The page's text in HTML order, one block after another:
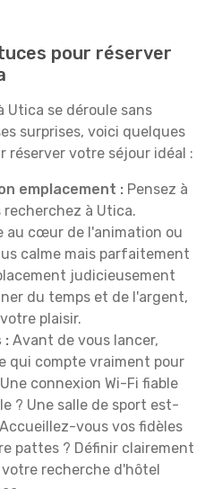
pour réserver
Utica se déroule sans
surprises, voici quelques
réserver votre séjour idéal :
emplacement : Pensez à
à Utica.
au cœur de l'animation ou
calme mais parfaitement
judicieusement
du temps et de l'argent,
plaisir.
: Avant de vous lancer,
qui compte vraiment pour
connexion Wi-Fi fiable
? Une salle de sport est-
vous vos fidèles
pattes ? Définir clairement
recherche d'hôtel